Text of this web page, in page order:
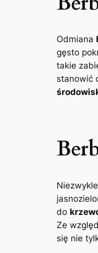
Odmiana
gęsto
takie
stanowić
do
Ze
się nie